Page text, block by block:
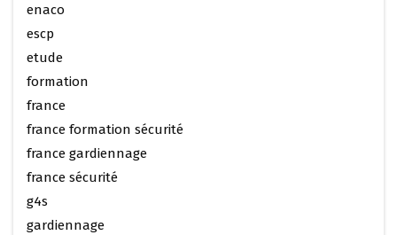
enaco
escp
etude
formation
france
france formation sécurité
france gardiennage
france sécurité
g4s
gardiennage